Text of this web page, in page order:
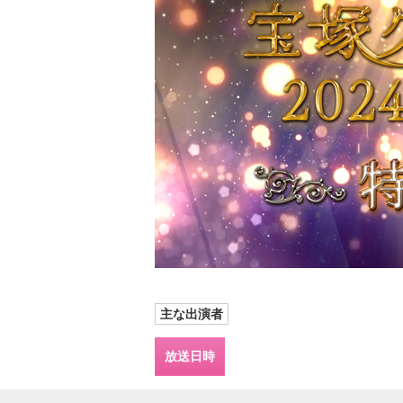
主な出演者
放送日時